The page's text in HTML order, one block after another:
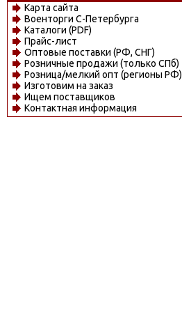
Карта сайта
Военторги С-Петербурга
Каталоги (PDF)
Прайс-лист
Оптовые поставки (РФ, СНГ)
Розничные продажи (только СПб)
Розница/мелкий опт (регионы РФ)
Изготовим на заказ
Ищем поставщиков
Контактная информация